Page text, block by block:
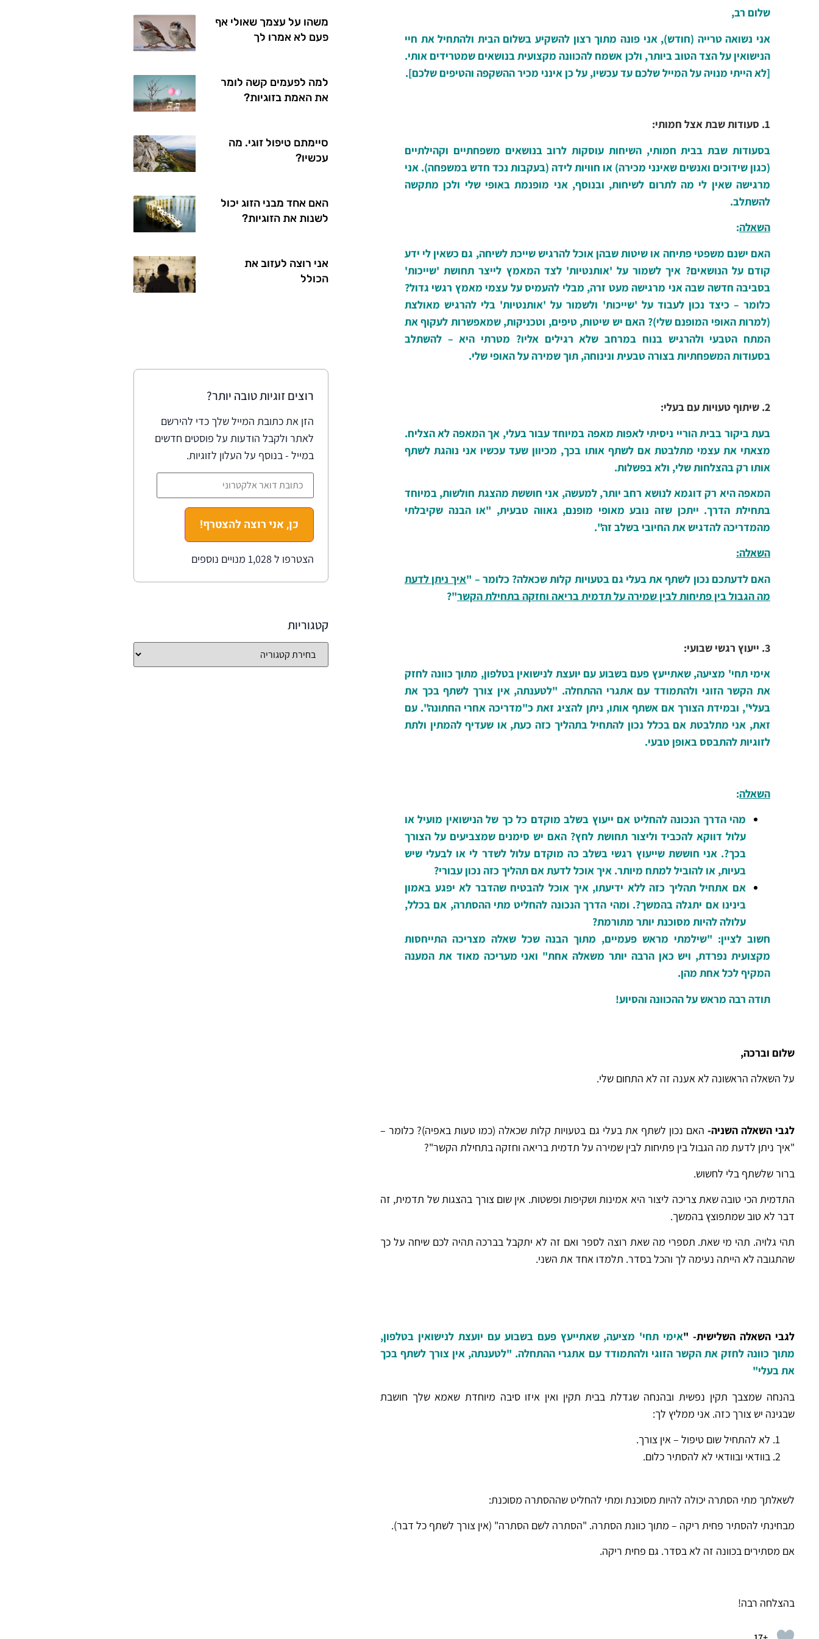
שלום רב,
אני נשואה טרייה (חודש), אני פונה מתוך רצון להשקיע בשלום הבית ולהתחיל את חיי
הנישואין על הצד הטוב ביותר, ולכן אשמח להכוונה מקצועית בנושאים שמטרידים אותי.
[לא הייתי מנויה על המייל שלכם עד עכשיו, על כן אינני מכיר ההשקפה והטיפים שלכם].
1. סעודות שבת אצל חמותי:
בסעודות שבת בבית חמותי, השיחות עוסקות לרוב בנושאים משפחתיים וקהילתיים
(כגון שידוכים ואנשים שאינני מכירה) או חוויות לידה (בעקבות נכד חדש במשפחה). אני
מרגישה שאין לי מה לתרום לשיחות, ובנוסף, אני מופנמת באופי שלי ולכן מתקשה
להשתלב.
השאלה:
האם ישנם משפטי פתיחה או שיטות שבהן אוכל להרגיש שייכת לשיחה, גם כשאין לי ידע
קודם על הנושאים? איך לשמור על 'אותנטיות' לצד המאמץ לייצר תחושת 'שייכות'
בסביבה חדשה שבה אני מרגישה מעט זרה, מבלי להעמיס על עצמי מאמץ רגשי גדול?
כלומר – כיצד נכון לעבוד על 'שייכות' ולשמור על 'אותנטיות' בלי להרגיש מאולצת
(למרות האופי המופנם שלי)? האם יש שיטות, טיפים, וטכניקות, שמאפשרות לעקוף את
המתח הטבעי ולהרגיש בנוח במרחב שלא רגילים אליו? מטרתי היא – להשתלב
בסעודות המשפחתיות בצורה טבעית ונינוחה, תוך שמירה על האופי שלי.
2. שיתוף טעויות עם בעלי:
בעת ביקור בבית הוריי ניסיתי לאפות מאפה במיוחד עבור בעלי, אך המאפה לא הצליח.
מצאתי את עצמי מתלבטת אם לשתף אותו בכך, מכיוון שעד עכשיו אני נוהגת לשתף
אותו רק בהצלחות שלי, ולא בפשלות.
המאפה היא רק דוגמא לנושא רחב יותר, למעשה, אני חוששת מהצגת חולשות, במיוחד
בתחילת הדרך. ייתכן שזה נובע מאופי מופנם, גאווה טבעית, "או הבנה שקיבלתי
מהמדריכה להדגיש את החיובי בשלב זה".
השאלה:
האם לדעתכם נכון לשתף את בעלי גם בטעויות קלות שכאלה? כלומר – "איך ניתן לדעת
מה הגבול בין פתיחות לבין שמירה על תדמית בריאה וחזקה בתחילת הקשר"?
3. ייעוץ רגשי שבועי:
אימי תחי' מציעה, שאתייעץ פעם בשבוע עם יועצת לנישואין בטלפון, מתוך כוונה לחזק
את הקשר הזוגי ולהתמודד עם אתגרי ההתחלה. "לטענתה, אין צורך לשתף בכך את
בעלי", ובמידת הצורך אם אשתף אותו, ניתן להציג זאת כ"מדריכה אחרי החתונה". עם
זאת, אני מתלבטת אם בכלל נכון להתחיל בתהליך כזה כעת, או שעדיף להמתין ולתת
לזוגיות להתבסס באופן טבעי.
השאלה:
מהי הדרך הנכונה להחליט אם ייעוץ בשלב מוקדם כל כך של הנישואין מועיל או
עלול דווקא להכביד וליצור תחושת לחץ? האם יש סימנים שמצביעים על הצורך
בכך?. אני חוששת שייעוץ רגשי בשלב כה מוקדם עלול לשדר לי או לבעלי שיש
בעיות, או להוביל למתח מיותר. איך אוכל לדעת אם תהליך כזה נכון עבורי?
אם אתחיל תהליך כזה ללא ידיעתו, איך אוכל להבטיח שהדבר לא יפגע באמון
בינינו אם יתגלה בהמשך?. ומהי הדרך הנכונה להחליט מתי ההסתרה, אם בכלל,
עלולה להיות מסוכנת יותר מתורמת?
חשוב לציין: "שילמתי מראש פעמיים, מתוך הבנה שכל שאלה מצריכה התייחסות
מקצועית נפרדת, ויש כאן הרבה יותר משאלה אחת" ואני מעריכה מאוד את המענה
המקיף לכל אחת מהן.
תודה רבה מראש על ההכוונה והסיוע!
שלום וברכה,
על השאלה הראשונה לא אענה זה לא התחום שלי.
לגבי השאלה השניה- האם נכון לשתף את בעלי גם בטעויות קלות שכאלה (כמו טעות באפיה)? כלומר –
"איך ניתן לדעת מה הגבול בין פתיחות לבין שמירה על תדמית בריאה וחזקה בתחילת הקשר"?
ברור שלשתף בלי לחשוש.
התדמית הכי טובה שאת צריכה ליצור היא אמינות ושקיפות ופשטות. אין שום צורך בהצגות של תדמית, זה
דבר לא טוב שמתפוצץ בהמשך.
תהי גלויה. תהי מי שאת. תספרי מה שאת רוצה לספר ואם זה לא יתקבל בברכה תהיה לכם שיחה על כך
שהתגובה לא הייתה נעימה לך והכל בסדר. תלמדו אחד את השני.
לגבי השאלה השלישית- "אימי תחי' מציעה, שאתייעץ פעם בשבוע עם יועצת לנישואין בטלפון,
מתוך כוונה לחזק את הקשר הזוגי ולהתמודד עם אתגרי ההתחלה. "לטענתה, אין צורך לשתף בכך
את בעלי"
בהנחה שמצבך תקין נפשית ובהנחה שגדלת בבית תקין ואין איזו סיבה מיוחדת שאמא שלך חושבת
שבגינה יש צורך כזה. אני ממליץ לך:
לא להתחיל שום טיפול – אין צורך.
בוודאי ובוודאי לא להסתיר כלום.
לשאלתך מתי הסתרה יכולה להיות מסוכנת ומתי להחליט שההסתרה מסוכנת:
מבחינתי להסתיר פחית ריקה – מתוך כוונת הסתרה. "הסתרה לשם הסתרה" (אין צורך לשתף כל דבר).
אם מסתירים בכוונה זה לא בסדר. גם פחית ריקה.
בהצלחה רבה!
משהו על עצמך שאולי אף
פעם לא אמרו לך
למה לפעמים קשה לומר
את האמת בזוגיות?
סיימתם טיפול זוגי. מה
עכשיו?
האם אחד מבני הזוג יכול
לשנות את הזוגיות?
אני רוצה לעזוב את
הכולל
רוצים זוגיות טובה יותר?
הזן את כתובת המייל שלך כדי להירשם
לאתר ולקבל הודעות על פוסטים חדשים
במייל - בנוסף על העלון לזוגיות.
כן, אני רוצה להצטרף!
הצטרפו ל 1,028 מנויים נוספים
קטגוריות